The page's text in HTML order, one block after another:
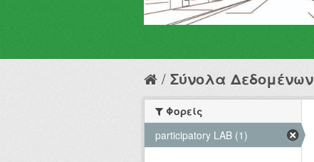
Σύνολα Δεδομένων
Φορείς
participatory LAB (1)